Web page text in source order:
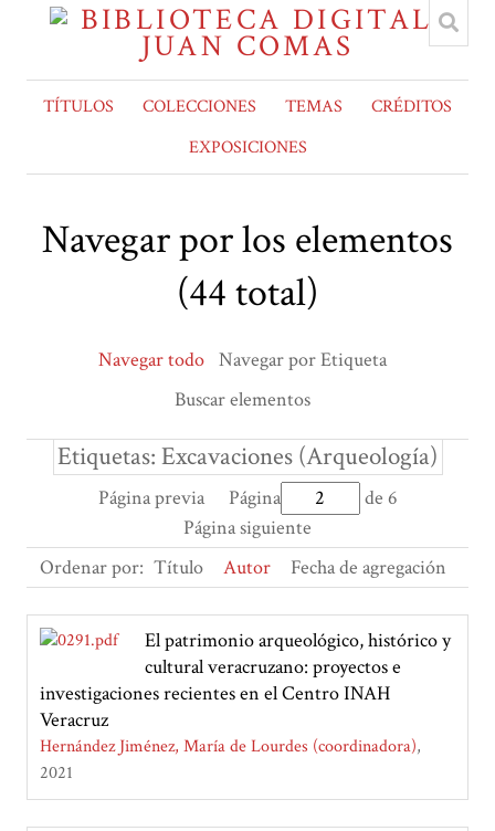
TÍTULOS COLECCIONES TEMAS
CRÉDITOS
EXPOSICIONES
Navegar por los elementos
(44 total)
Navegar todo Navegar por Etiqueta
Buscar elementos
Etiquetas: Excavaciones (Arqueología)
Página previa Página
de 6
Página siguiente
Ordenar por: Título Autor Fecha de agregación
El patrimonio arqueológico, histórico y
cultural veracruzano: proyectos e
investigaciones recientes en el Centro INAH
Veracruz
Hernández Jiménez, María de Lourdes (coordinadora)
2021